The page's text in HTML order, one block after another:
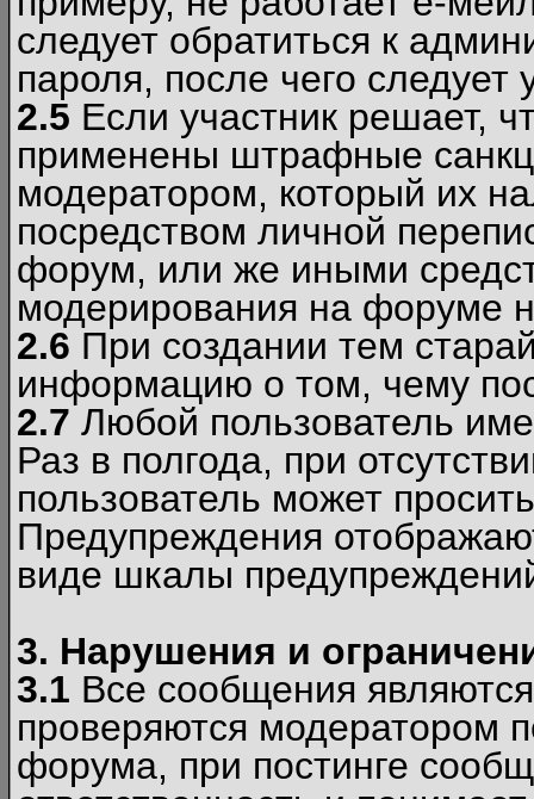
следует обратиться к
пароля, после чего следует
2.5 Если участник решает,
применены штрафные
модератором, который их
посредством личной
форум, или же иными
модерирования на форуме
2.6 При создании тем
информацию о том, чему
2.7 Любой пользователь
Раз в полгода, при
пользователь может
Предупреждения
виде шкалы
3. Нарушения и
3.1 Все сообщения
проверяются модератором
форума, при постинге